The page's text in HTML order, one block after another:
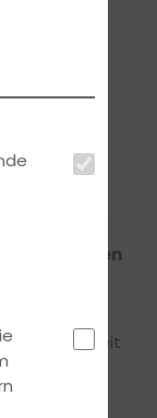
eins
Herzen und
kürzester Zeit